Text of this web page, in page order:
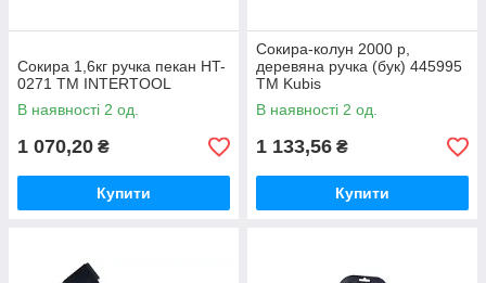
Сокира 1,6кг ручка пекан HT-
0271 ТМ INTERTOOL
В наявності 2 од.
1 070,20 ₴
Купити
Сокира-колун 2000 р,
деревяна ручка (бук) 445995
ТМ Kubis
В наявності 2 од.
1 133,56 ₴
Купити